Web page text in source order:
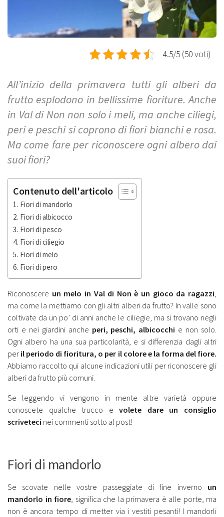
4.5/5 (50 voti)
All’inizio della primavera tutti gli alberi da
frutto esplodono in bellissime fioriture. Anche
in Val di Non non solo i meli, ma anche ciliegi,
peri e peschi si coprono di fiori bianchi e rosa.
Ma come fare per riconoscere ogni albero dai
suoi fiori?
Contenuto dell'articolo
Fiori di mandorlo
Fiori di albicocco
Fiori di pesco
Fiori di ciliegio
Fiori di melo
Fiori di pero
Riconoscere un melo in Val di Non è un gioco da ragazzi
ma come la mettiamo con gli altri alberi da frutto? In valle sono
coltivate da un po’ di anni anche le ciliegie, ma si trovano negli
orti e nei giardini anche peri, peschi, albicocchi e non solo.
Ogni albero ha una sua particolarità, e si differenzia dagli altri
per il periodo di fioritura, o per il colore e la forma del fiore.
Abbiamo raccolto qui alcune indicazioni utili per riconoscere gli
alberi da frutto più comuni.
Se leggendo vi vengono in mente altre varietà oppure
conoscete qualche trucco evolete dare un consiglio
scriveteci nei commenti sotto al post!
Fiori di mandorlo
Se scovate nelle vostre passeggiate di fine inverno un
mandorlo in fiore , significa che la primavera è alle porte, ma
non è ancora tempo di metter via i vestiti pesanti! I mandorli